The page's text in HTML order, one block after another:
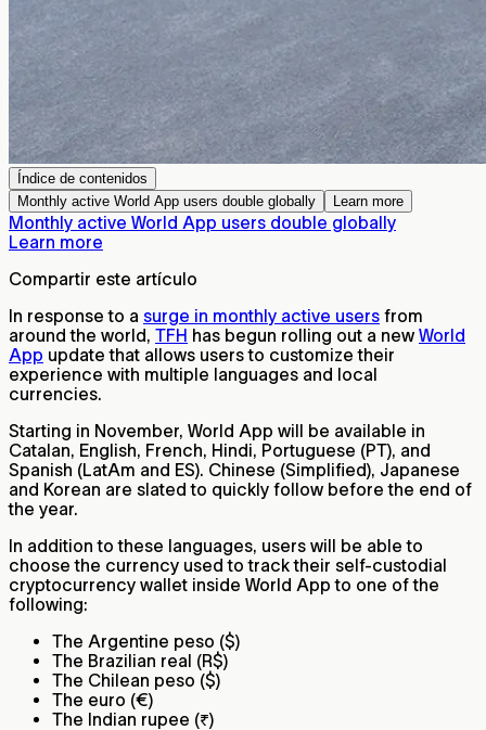
Índice de contenidos
Monthly active World App users double globally
Learn more
Monthly active World App users double globally
Learn more
Compartir este artículo
In response to a surge in monthly active users from
around the world, TFH has begun rolling out a new World
App update that allows users to customize their
experience with multiple languages and local
currencies.
Starting in November, World App will be available in
Catalan, English, French, Hindi, Portuguese (PT), and
Spanish (LatAm and ES). Chinese (Simplified), Japanese
and Korean are slated to quickly follow before the end of
the year.
In addition to these languages, users will be able to
choose the currency used to track their self-custodial
cryptocurrency wallet inside World App to one of the
following:
The Argentine peso ($)
The Brazilian real (R$)
The Chilean peso ($)
The euro (€)
The Indian rupee (₹)